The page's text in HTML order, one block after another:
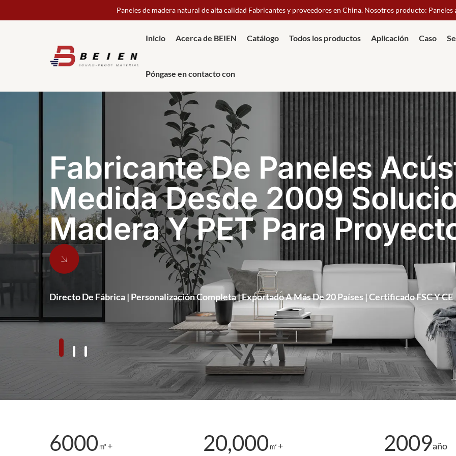
Paneles de madera natural de alta calidad Fabricantes y proveedores en China. Nosotros producto: Paneles
Inicio Acerca de BEIEN Catálogo Todos los productos Aplicación Caso
Póngase en contacto con
De 20 Países Confían
De Entrega Y En Su
En Todo Momento
| Confianza | Asistencia Técnica 24/7 | Personalización OEM Y ODM
Fabricante De Paneles
Medida Desde 2009
Madera Y PET Para
Directo De Fábrica | Personalización Completa | Exportado A Más De 20 Países | Certificado FSC Y CE
La
Directo De Fábrica | Consistente
6000 ㎡+ 20,000 ㎡+ 2009año